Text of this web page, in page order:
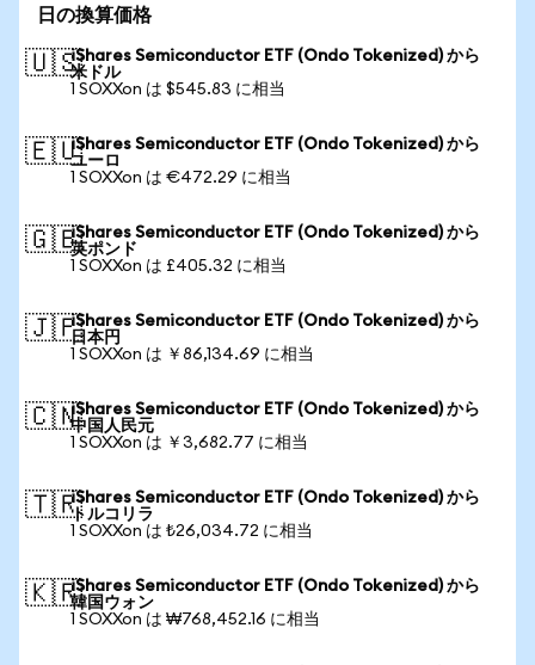
日の換算価格
🇺🇸iShares Semiconductor ETF (Ondo Tokenized) から
米ドル
1 SOXXon は $545.83 に相当
🇪🇺iShares Semiconductor ETF (Ondo Tokenized) から
ユーロ
1 SOXXon は €472.29 に相当
🇬🇧iShares Semiconductor ETF (Ondo Tokenized) から
英ポンド
1 SOXXon は £405.32 に相当
🇯🇵iShares Semiconductor ETF (Ondo Tokenized) から
日本円
1 SOXXon は ￥86,134.69 に相当
🇨🇳iShares Semiconductor ETF (Ondo Tokenized) から
中国人民元
1 SOXXon は ￥3,682.77 に相当
🇹🇷iShares Semiconductor ETF (Ondo Tokenized) から
トルコリラ
1 SOXXon は ₺26,034.72 に相当
🇰🇷iShares Semiconductor ETF (Ondo Tokenized) から
韓国ウォン
1 SOXXon は ₩768,452.16 に相当